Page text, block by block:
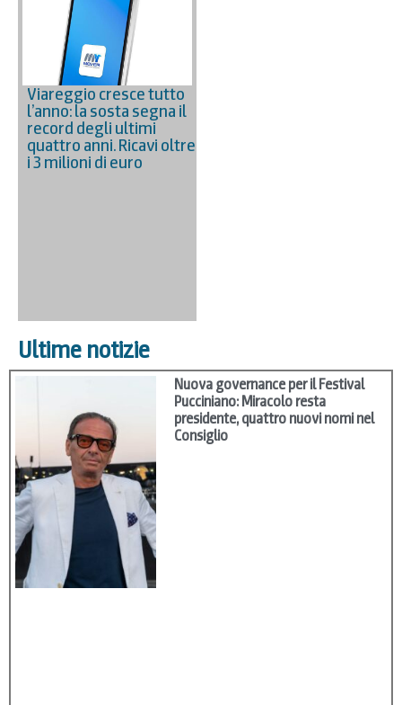
Viareggio cresce tutto
l’anno: la sosta segna il
record degli ultimi
quattro anni. Ricavi oltre
i 3 milioni di euro
Ultime notizie
Nuova governance per il Festival
Pucciniano: Miracolo resta
presidente, quattro nuovi nomi nel
Consiglio